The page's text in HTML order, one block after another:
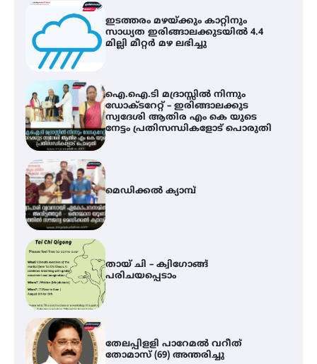
ഐ.ഐ.ടി മദ്രാസ്സിൽ നിന്നും
ഡോക്ടറേറ്റ് – ഇരിങ്ങാലക്കുട
സ്വദേശി ആതിര എം കെ യുടെ
മെഡിക്കൽ ക്യാമ്പ്
തായ് ചി – ക്വിഗോങ്ങ്
പരിചയപ്പെടാം
തേലപ്പിളളി പാറേമൽ വറീത്
തോമാസ് (69) അന്തരിച്ചു
സർഗ്ഗസാഹിതി- കവിതാസംഗമം
2026 കവിതാ ചർച്ച കാട്ടൂർ, ടി. കെ.